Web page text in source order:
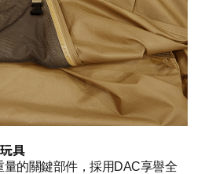
具
的關鍵部件，採用DAC享譽全